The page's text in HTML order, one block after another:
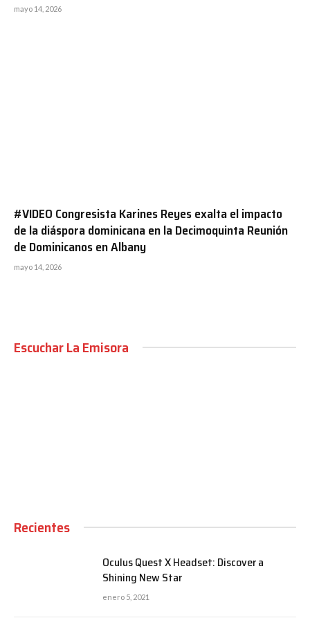
mayo 14, 2026
#VIDEO Congresista Karines Reyes exalta el impacto
de la diáspora dominicana en la Decimoquinta Reunión
de Dominicanos en Albany
mayo 14, 2026
Escuchar La Emisora
Recientes
Oculus Quest X Headset: Discover a
Shining New Star
enero 5, 2021